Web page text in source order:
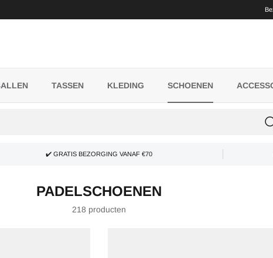
TASSEN KLEDING SCHOENEN
✔️ GRATIS BEZORGING VANAF €70
PADELSCHOENEN
218 producten